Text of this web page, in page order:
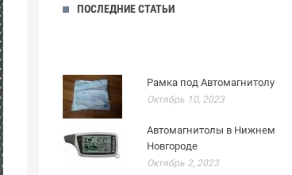
ПОСЛЕДНИЕ СТАТЬИ
Рамка под Автомагнитолу
Октябрь 10, 2023
Автомагнитолы в Нижнем
Новгороде
Октябрь 2, 2023